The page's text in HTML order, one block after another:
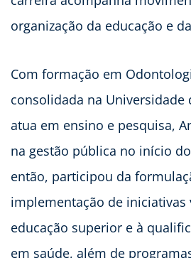
organização da educação e
Com formação em
consolidada na Universidade
atua em ensino e pesquisa,
na gestão pública no início
então, participou da
implementação de iniciativas
educação superior e à
em saúde, além de